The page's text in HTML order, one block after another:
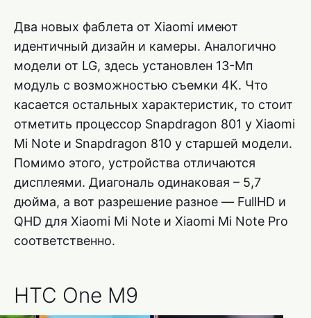
Два новых фаблета от Xiaomi имеют
идентичный дизайн и камеры. Аналогично
модели от LG, здесь установлен 13-Мп
модуль с возможностью съемки 4K. Что
касается остальных характеристик, то стоит
отметить процессор Snapdragon 801 у Xiaomi
Mi Note и Snapdragon 810 у старшей модели.
Помимо этого, устройства отличаются
дисплеями. Диагональ одинаковая – 5,7
дюйма, а вот разрешение разное — FullHD и
QHD для Xiaomi Mi Note и Xiaomi Mi Note Pro
соответственно.
HTC One M9